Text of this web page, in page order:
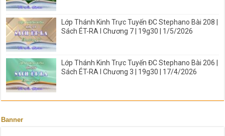
Lớp Thánh Kinh Trực Tuyến ĐC Stephano Bài 208 |
Sách ÉT-RA I Chương 7 | 19g30 | 1/5/2026
Lớp Thánh Kinh Trực Tuyến ĐC Stephano Bài 206 |
Sách ÉT-RA I Chương 3 | 19g30 | 17/4/2026
Banner